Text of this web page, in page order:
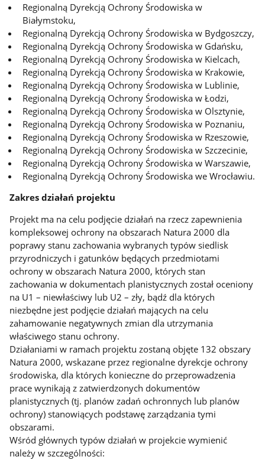
Regionalną Dyrekcją Ochrony Środowiska w
Białymstoku,
Regionalną Dyrekcją Ochrony Środowiska w Bydgoszczy,
Regionalną Dyrekcją Ochrony Środowiska w Gdańsku,
Regionalną Dyrekcją Ochrony Środowiska w Kielcach,
Regionalną Dyrekcją Ochrony Środowiska w Krakowie,
Regionalną Dyrekcją Ochrony Środowiska w Lublinie,
Regionalną Dyrekcją Ochrony Środowiska w Łodzi,
Regionalną Dyrekcją Ochrony Środowiska w Olsztynie,
Regionalną Dyrekcją Ochrony Środowiska w Poznaniu,
Regionalną Dyrekcją Ochrony Środowiska w Rzeszowie,
Regionalną Dyrekcją Ochrony Środowiska w Szczecinie,
Regionalną Dyrekcją Ochrony Środowiska w Warszawie,
Regionalną Dyrekcją Ochrony Środowiska we Wrocławiu.
Zakres działań projektu
Projekt ma na celu podjęcie działań na rzecz zapewnienia
kompleksowej ochrony na obszarach Natura 2000 dla
poprawy stanu zachowania wybranych typów siedlisk
przyrodniczych i gatunków będących przedmiotami
ochrony w obszarach Natura 2000, których stan
zachowania w dokumentach planistycznych został oceniony
na U1 – niewłaściwy lub U2 – zły, bądź dla których
niezbędne jest podjęcie działań mających na celu
zahamowanie negatywnych zmian dla utrzymania
właściwego stanu ochrony.
Działaniami w ramach projektu zostaną objęte 132 obszary
Natura 2000, wskazane przez regionalne dyrekcje ochrony
środowiska, dla których konieczne do przeprowadzenia
prace wynikają z zatwierdzonych dokumentów
planistycznych (tj. planów zadań ochronnych lub planów
ochrony) stanowiących podstawę zarządzania tymi
obszarami.
Wśród głównych typów działań w projekcie wymienić
należy w szczególności: